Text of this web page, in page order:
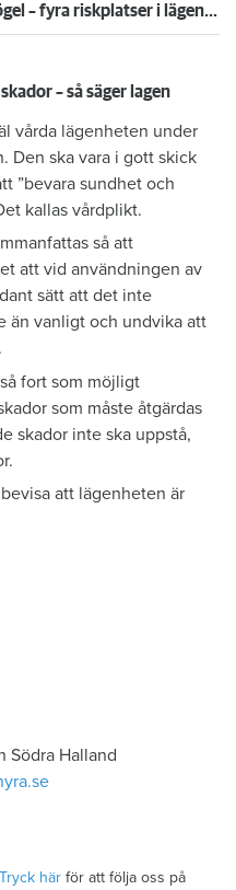
Så undviker du mögel – fyra riskplatser i lägenheten: ”Måste städa bort”
– så säger lagen
vårda lägenheten under
Den ska vara i gott skick
”bevara sundhet och
kallas vårdplikt.
så att
att vid användningen av
sätt att det inte
än vanligt och undvika att
fort som möjligt
som måste åtgärdas
skador inte ska uppstå,
att lägenheten är
Södra Halland
Tryck här för att följa oss på